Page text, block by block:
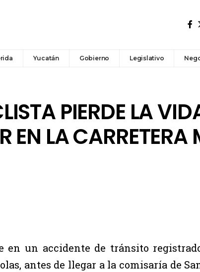
Yucatán Gobierno Legislativo
PIERDE LA
EN LA
en un accidente de tránsito
antes de llegar a la comisaría de